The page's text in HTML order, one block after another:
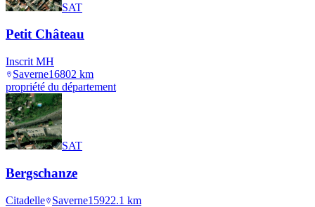
SAT
Petit Château
Inscrit MH
Saverne16802 km
propriété du département
SAT
Bergschanze
Citadelle Saverne15922.1 km